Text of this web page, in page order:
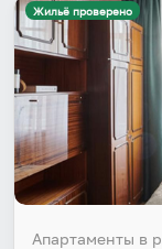
Жильё проверено
Апартаменты в